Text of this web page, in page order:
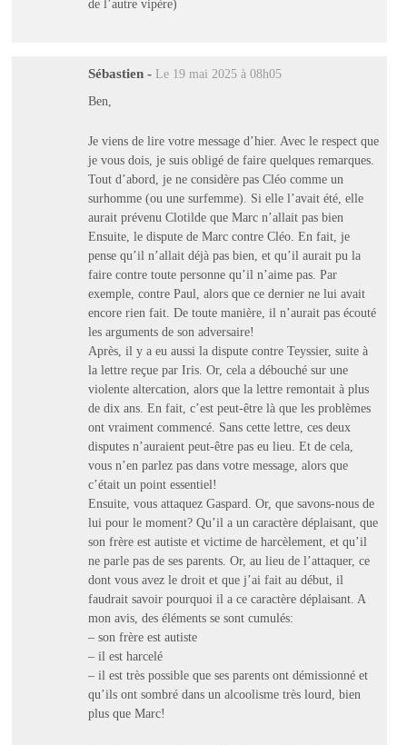
de l’autre vipère)
Sébastien - Le 19 mai 2025 à 08h05
Ben,
Je viens de lire votre message d’hier. Avec le respect que
je vous dois, je suis obligé de faire quelques remarques.
Tout d’abord, je ne considère pas Cléo comme un
surhomme (ou une surfemme). Si elle l’avait été, elle
aurait prévenu Clotilde que Marc n’allait pas bien
Ensuite, le dispute de Marc contre Cléo. En fait, je
pense qu’il n’allait déjà pas bien, et qu’il aurait pu la
faire contre toute personne qu’il n’aime pas. Par
exemple, contre Paul, alors que ce dernier ne lui avait
encore rien fait. De toute manière, il n’aurait pas écouté
les arguments de son adversaire!
Après, il y a eu aussi la dispute contre Teyssier, suite à
la lettre reçue par Iris. Or, cela a débouché sur une
violente altercation, alors que la lettre remontait à plus
de dix ans. En fait, c’est peut-être là que les problèmes
ont vraiment commencé. Sans cette lettre, ces deux
disputes n’auraient peut-être pas eu lieu. Et de cela,
vous n’en parlez pas dans votre message, alors que
c’était un point essentiel!
Ensuite, vous attaquez Gaspard. Or, que savons-nous de
lui pour le moment? Qu’il a un caractère déplaisant, que
son frère est autiste et victime de harcèlement, et qu’il
ne parle pas de ses parents. Or, au lieu de l’attaquer, ce
dont vous avez le droit et que j’ai fait au début, il
faudrait savoir pourquoi il a ce caractère déplaisant. A
mon avis, des éléments se sont cumulés:
– son frère est autiste
– il est harcelé
– il est très possible que ses parents ont démissionné et
qu’ils ont sombré dans un alcoolisme très lourd, bien
plus que Marc!